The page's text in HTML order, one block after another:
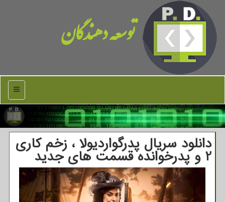
توسعه دهندگان
منو
دانلود سریال پدرگواردیولا ، زخم کاری
2 و پدرخوانده قسمت های جدید